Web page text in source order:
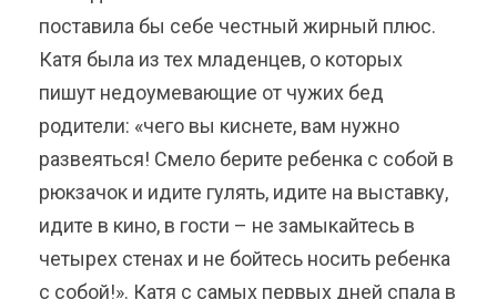
поставила бы себе честный жирный плюс.
Катя была из тех младенцев, о которых
пишут недоумевающие от чужих бед
родители: «чего вы киснете, вам нужно
развеяться! Смело берите ребенка с собой в
рюкзачок и идите гулять, идите на выставку,
идите в кино, в гости – не замыкайтесь в
четырех стенах и не бойтесь носить ребенка
с собой!». Катя с самых первых дней спала в